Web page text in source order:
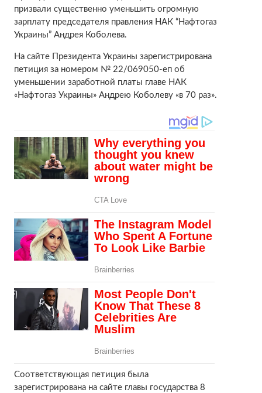
призвали существенно уменьшить огромную
зарплату председателя правления НАК “Нафтогаз
Украины” Андрея Коболева.
На сайте Президента Украины зарегистрирована
петиция за номером № 22/069050-еп об
уменьшении заработной платы главе НАК
«Нафтогаз Украины» Андрею Коболеву «в 70 раз».
Соответствующая петиция была
зарегистрирована на сайте главы государства 8